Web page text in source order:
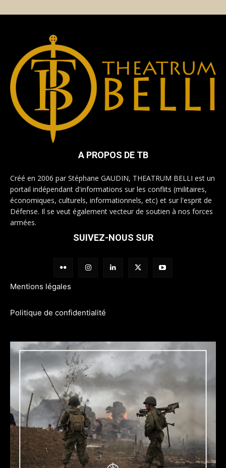
A PROPOS DE TB
Créé en 2006 par Stéphane GAUDIN, THEATRUM BELLI est un
portail indépendant d'informations sur les conflits (militaires,
économiques, culturels, informationnels, etc) et sur l'esprit de
Défense. Il se veut également vecteur de soutien à nos forces
armées.
SUIVEZ-NOUS SUR
Mentions légales
Politique de confidentialité